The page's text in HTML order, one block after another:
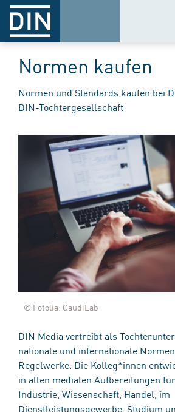
Normen kaufen
Normen und Standards kaufen bei
DIN-Tochtergesellschaft
© Fotolia: GaudiLab
DIN Media vertreibt als
nationale und internationale
Regelwerke. Die Kolleg*innen
in allen medialen Aufbereitungen
Industrie, Wissenschaft, Handel, im
Dienstleistungsgewerbe, Studium